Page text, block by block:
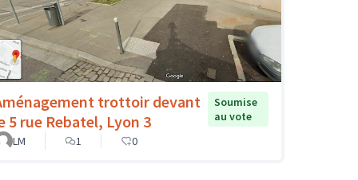
trottoir devant
5 rue Rebatel, Lyon 3
Soumise
au vote
LM
1 0